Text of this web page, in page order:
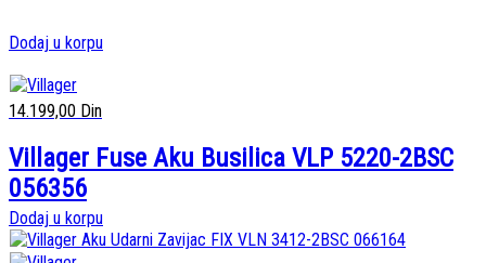
Dodaj u korpu
14.199,00 Din
Villager Fuse Aku Busilica VLP 5220-2BSC
056356
Dodaj u korpu